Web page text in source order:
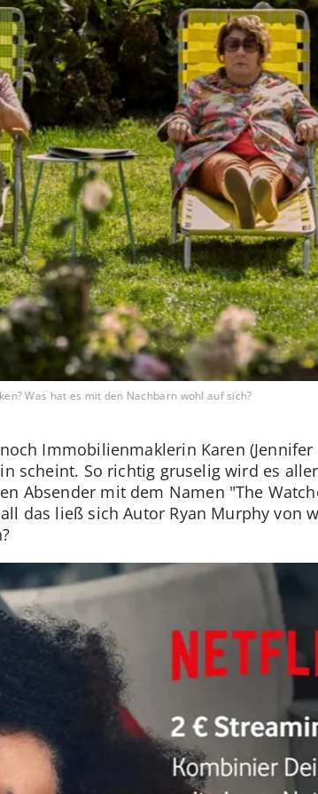
Was hat es mit den Nachbarn wohl auf sich?
Immobilienmaklerin Karen
scheint. So richtig gruselig wird es
Absender mit dem Namen "The
das ließ sich Autor Ryan Murphy von